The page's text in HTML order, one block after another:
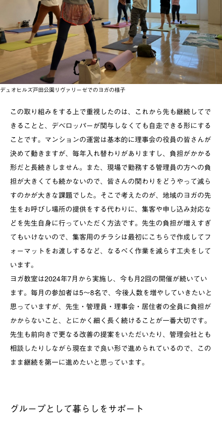
デュオヒルズ戸田公園リヴァリーゼでのヨガの様子
この取り組みをする上で重視したのは、これから先も継続してで
きることと、デベロッパーが関与しなくても自走できる形にする
ことです。マンションの運営は基本的に理事会の役員の皆さんが
決めて動きますが、毎年入れ替わりがありますし、負担がかかる
形だと長続きしません。また、現場で勤務する管理員の方への負
担が大きくても続かないので、皆さんの関わりをどうやって減ら
すのかが大きな課題でした。そこで考えたのが、地域のヨガの先
生をお呼びし場所の提供をする代わりに、集客や申し込み対応な
どを先生自身に行っていただく方法です。先生の負担が増えすぎ
てもいけないので、集客用のチラシは最初にこちらで作成してフ
ォーマットをお渡しするなど、なるべく作業を減らす工夫をして
います。
ヨガ教室は2024年7月から実施し、今も月2回の開催が続いてい
ます。毎月の参加者は5～8名で、今後人数を増やしていきたいと
思っていますが、先生・管理員・理事会・居住者の全員に負担が
かからないこと、とにかく細く長く続けることが一番大切です。
先生も前向きで更なる改善の提案をいただいたり、管理会社とも
相談したりしながら現在まで良い形で進められているので、この
まま継続を第一に進めたいと思っています。
グループとして暮らしをサポート